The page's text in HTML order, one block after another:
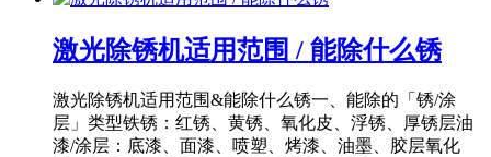
激光除锈机适用范围 / 能除什么锈
激光除锈机适用范围&能除什么锈一、能除的「锈/涂
层」类型铁锈：红锈、黄锈、氧化皮、浮锈、厚锈层油
漆/涂层：底漆、面漆、喷塑、烤漆、油墨、胶层氧化